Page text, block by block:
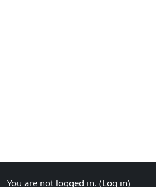
You are not logged in. (Log in)